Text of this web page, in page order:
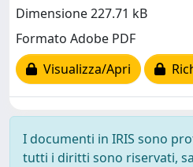
Dimensione 227.71 kB
Formato Adobe PDF
Visualizza/Apri
I documenti in IRIS sono
tutti i diritti sono riservati,